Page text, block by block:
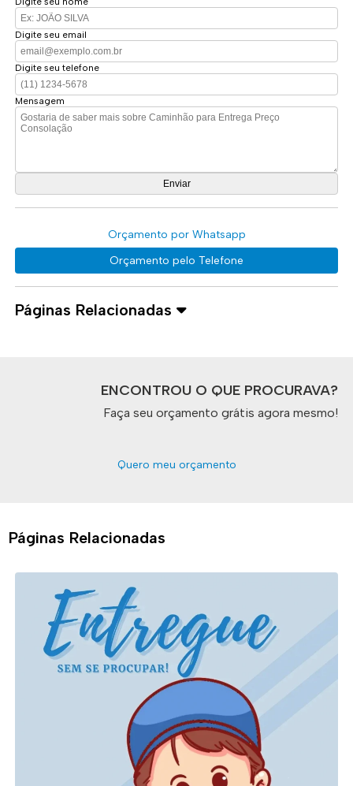
Digite seu email
Digite seu telefone
Mensagem
Orçamento por Whatsapp
Orçamento pelo Telefone
Páginas Relacionadas
ENCONTROU O QUE PROCURAVA?
Faça seu orçamento grátis agora mesmo!
Quero meu orçamento
Páginas Relacionadas